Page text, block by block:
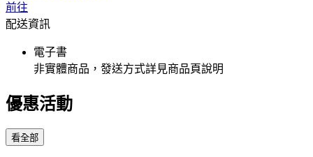
前往
配送資訊
電子書
非實體商品，發送方式詳見商品頁說明
優惠活動
看全部